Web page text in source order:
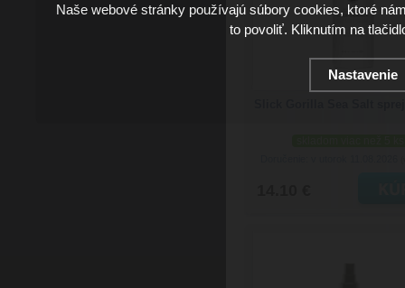
Naše webové stránky používajú súbory cookies, ktoré
to povoliť. Kliknutím na
Nastavenie